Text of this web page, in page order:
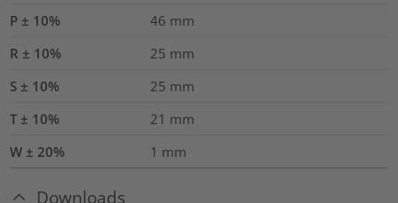
P ± 10%
46 mm
R ± 10%
25 mm
S ± 10%
25 mm
T ± 10%
21 mm
W ± 20%
1 mm
Downloads